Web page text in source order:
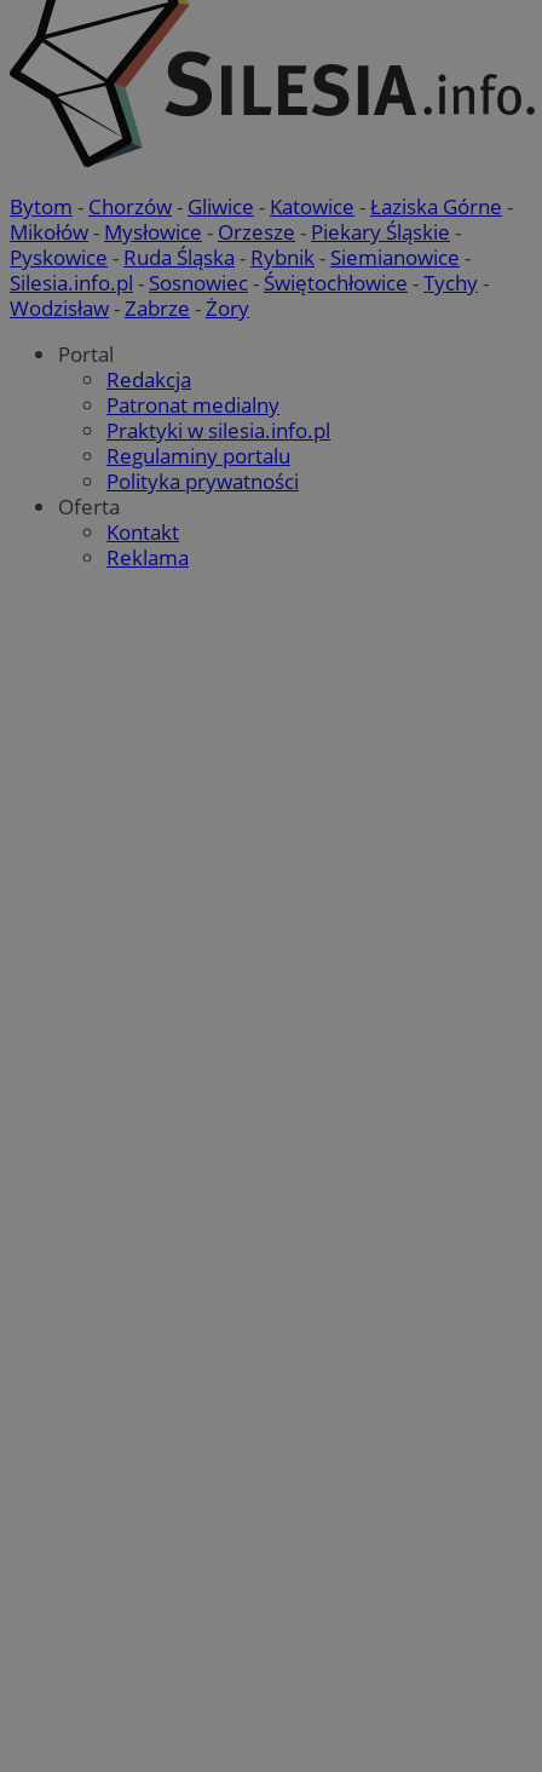
Bytom - Chorzów- Gliwice - Katowice -Łaziska Górne -
Mikołów- Mysłowice - Orzesze - Piekary Śląskie -
Pyskowice - Ruda Śląska - Rybnik- Siemianowice -
Silesia.info.pl - Sosnowiec- Świętochłowice -Tychy-
Wodzisław-Zabrze -Żory
Portal
Redakcja
Patronat medialny
Praktyki w silesia.info.pl
Regulaminy portalu
Polityka prywatności
Oferta
Kontakt
Reklama